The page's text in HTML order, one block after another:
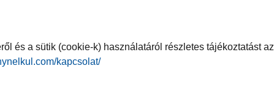
és a sütik (cookie-k) használatáról részletes tájékoztatást az
kapcsolat/